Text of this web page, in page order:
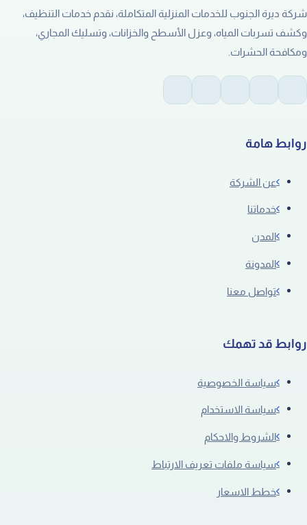
شركة ديرة الجنوب للخدمات المنزلية المتكاملة، نقدم خدمات التنظيف،
وكشف تسربات المياه، وعزل الأسطح والخزانات، وتسليك المجاري،
ومكافحة الحشرات.
روابط هامة
عن الشركة
خدماتنا
المدن
المدونة
تواصل معنا
روابط قد تهمك
سياسة الخصوصية
سياسة الاستخدام
الشروط والاحكام
سياسة ملفات تعريف الارتباط
خطط الاسعار